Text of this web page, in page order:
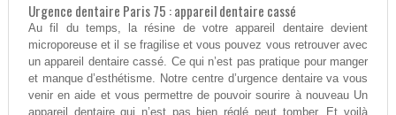
Urgence dentaire Paris 75 : appareil dentaire cassé
Au fil du temps, la résine de votre appareil dentaire devient
microporeuse et il se fragilise et vous pouvez vous retrouver avec
un appareil dentaire cassé. Ce qui n’est pas pratique pour manger
et manque d’esthétisme. Notre centre d’urgence dentaire va vous
venir en aide et vous permettre de pouvoir sourire à nouveau Un
appareil dentaire qui n’est pas bien réglé peut tomber. Et voilà